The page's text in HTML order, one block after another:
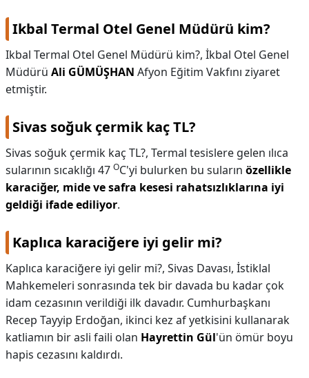
Ikbal Termal Otel Genel Müdürü kim?
Ikbal Termal Otel Genel Müdürü kim?, İkbal Otel Genel
Müdürü Ali GÜMÜŞHAN Afyon Eğitim Vakfını ziyaret
etmiştir.
Sivas soğuk çermik kaç TL?
Sivas soğuk çermik kaç TL?, Termal tesislere gelen ılıca
sularının sıcaklığı 47 OC'yi bulurken bu suların özellikle
karaciğer, mide ve safra kesesi rahatsızlıklarına iyi
geldiği ifade ediliyor.
Kaplıca karaciğere iyi gelir mi?
Kaplıca karaciğere iyi gelir mi?, Sivas Davası, İstiklal
Mahkemeleri sonrasında tek bir davada bu kadar çok
idam cezasının verildiği ilk davadır. Cumhurbaşkanı
Recep Tayyip Erdoğan, ikinci kez af yetkisini kullanarak
katliamın bir asli faili olan Hayrettin Gül'ün ömür boyu
hapis cezasını kaldırdı.